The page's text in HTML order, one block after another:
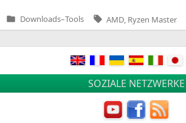
Veröffentlicht
in
Downloads–Tools Tags:
AMD Ryzen Master
SOZIALE NETZWERKE